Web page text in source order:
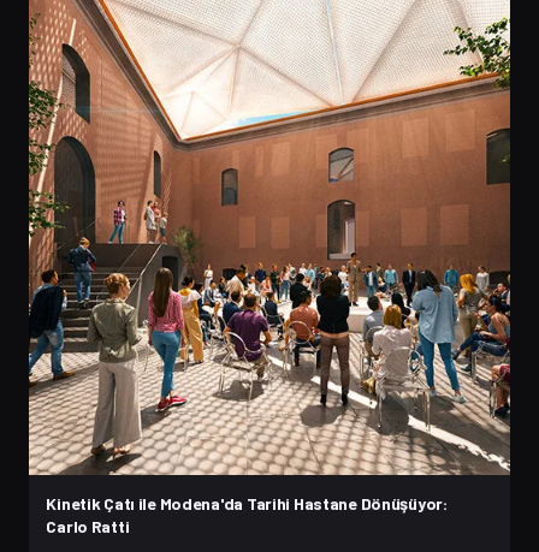
Kinetik Çatı ile Modena'da Tarihi Hastane Dönüşüyor:
Carlo Ratti